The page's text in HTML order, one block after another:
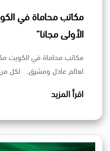
مكاتب محاماة في
الأولى مجانا”
مكاتب محاماة في الكويت
لعالم عادل ومشرق. لكل
اقرأ المزيد